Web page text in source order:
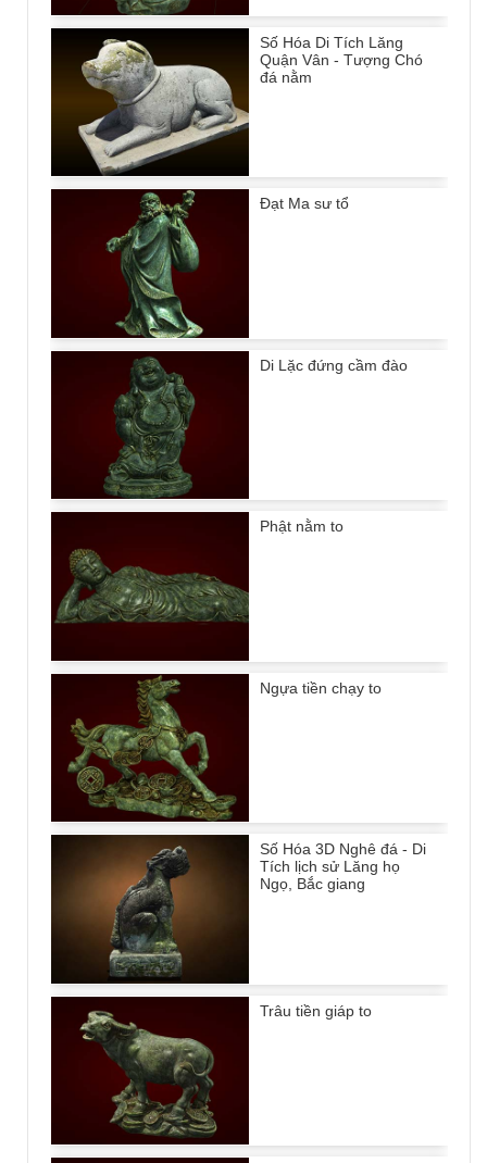
Số Hóa Di Tích Lăng
Quận Vân - Tượng Chó
đá nằm
Đạt Ma sư tổ
Di Lặc đứng cầm đào
Phật nằm to
Ngựa tiền chạy to
Số Hóa 3D Nghê đá - Di
Tích lịch sử Lăng họ
Ngọ, Bắc giang
Trâu tiền giáp to